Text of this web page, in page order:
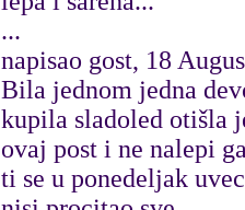
...
napisao gost, 18
Bila jednom jedna
kupila sladoled otišla
ovaj post i ne nalepi
ti se u ponedeljak